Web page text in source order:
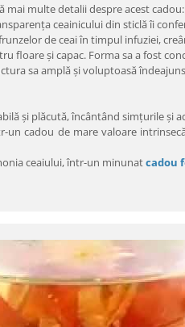
mai multe detalii despre acest cadou:
ceainicului din sticlă îi
de ceai în timpul infuziei,
floare şi capac. Forma sa a fost
sa amplă şi voluptoasă
și plăcută, încântând simțurile și
cadou de mare valoare
ceaiului, într-un minunatcadou